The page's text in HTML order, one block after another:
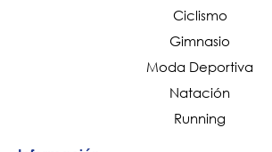
Ciclismo
Gimnasio
Moda Deportiva
Natación
Running